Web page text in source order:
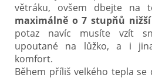
větráku, ovšem dbejte na
maximálně o 7 stupňů nižší
potaz navíc musíte vzít
upoutané na lůžko, a i
komfort.
Během příliš velkého tepla